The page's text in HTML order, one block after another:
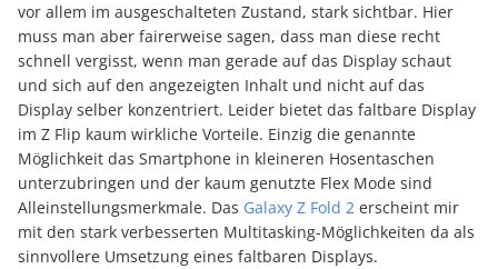
vor allem im ausgeschalteten Zustand, stark sichtbar. Hier
muss man aber fairerweise sagen, dass man diese recht
schnell vergisst, wenn man gerade auf das Display schaut
und sich auf den angezeigten Inhalt und nicht auf das
Display selber konzentriert. Leider bietet das faltbare Display
im Z Flip kaum wirkliche Vorteile. Einzig die genannte
Möglichkeit das Smartphone in kleineren Hosentaschen
unterzubringen und der kaum genutzte Flex Mode sind
Alleinstellungsmerkmale. Das Galaxy Z Fold 2 erscheint mir
mit den stark verbesserten Multitasking-Möglichkeiten da als
sinnvollere Umsetzung eines faltbaren Displays.